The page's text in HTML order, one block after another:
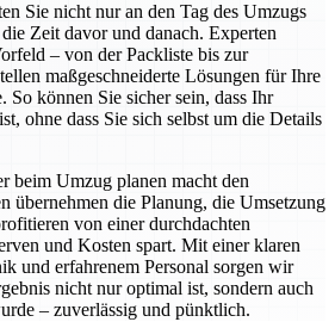
Sie nicht nur an den Tag des Umzugs
Zeit davor und danach. Experten
– von der Packliste bis zur
maßgeschneiderte Lösungen für Ihre
können Sie sicher sein, dass Ihr
ohne dass Sie sich selbst um die Details
beim Umzug planen macht den
übernehmen die Planung, die Umsetzung
von einer durchdachten
und Kosten spart. Mit einer klaren
und erfahrenem Personal sorgen wir
nicht nur optimal ist, sondern auch
– zuverlässig und pünktlich.